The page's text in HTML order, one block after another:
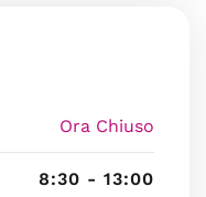
Ora Chiuso
8:30 - 13:00